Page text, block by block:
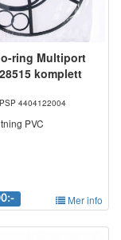
ring Multiport
komplett
4404122004
PVC
Mer info